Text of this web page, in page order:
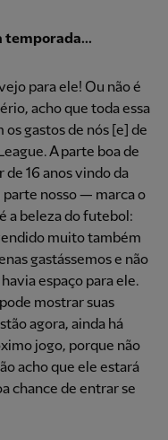
temporada...
para ele! Ou não é
acho que toda essa
gastos de nós [e] de
A parte boa de
de 16 anos vindo da
nosso — marca o
a beleza do futebol:
muito também
gastássemos e não
espaço para ele.
mostrar suas
agora, ainda há
jogo, porque não
acho que ele estará
chance de entrar se